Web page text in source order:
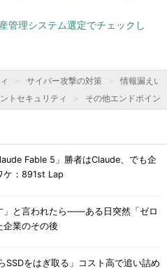
管理システム選定でチェックし
サイバー攻撃の対策
情報漏えい
トセキュリティ その他エンドポイン
Fable 5」勝者はClaude、でも企
ケ：891st Lap
」と言われたら――ある日突然「ゼロ
企業のその後
SSDをはぎ取る」コスト高で追い詰め